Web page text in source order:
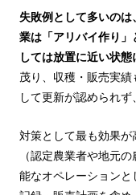
失敗例として多いの
業は「アリバイ作り
しては放置に近い状態
茂り、収穫・販売実
して更新が認められず
対策として最も効果
（認定農業者や地元
能なオペレーション